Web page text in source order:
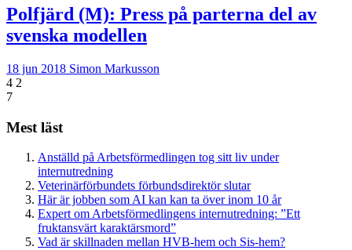
Polfjärd (M): Press på parterna del av
svenska modellen
18 jun 2018 Simon Markusson
4 2
7
Mest läst
Anställd på Arbetsförmedlingen tog sitt liv under
internutredning
Veterinärförbundets förbundsdirektör slutar
Här är jobben som AI kan kan ta över inom 10 år
Expert om Arbetsförmedlingens internutredning: ”Ett
fruktansvärt karaktärsmord”
Vad är skillnaden mellan HVB-hem och Sis-hem?